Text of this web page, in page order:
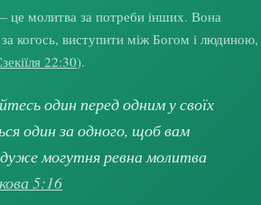
це молитва за потреби інших. Вона
когось, виступити між Богом і людиною,
22:30).
один перед одним у своїх
один за одного, щоб вам
могутня ревна молитва
5:16